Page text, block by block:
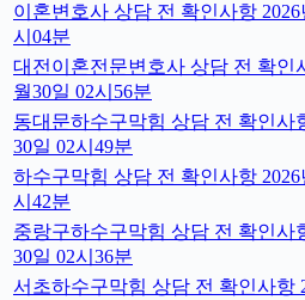
이혼변호사 상담 전 확인사항 2026
시04분
대전이혼전문변호사 상담 전 확인
월30일 02시56분
동대문하수구막힘 상담 전 확인사
30일 02시49분
하수구막힘 상담 전 확인사항 2026
시42분
중랑구하수구막힘 상담 전 확인사
30일 02시36분
서초하수구막힘 상담 전 확인사항